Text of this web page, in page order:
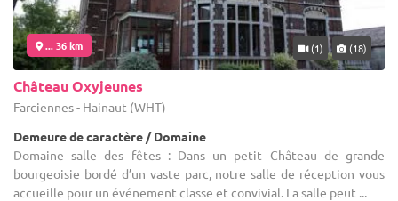
... 36 km (1) (18)
Château Oxyjeunes
Farciennes - Hainaut (WHT)
Demeure de caractère / Domaine
Domaine salle des fêtes : Dans un petit Château de grande
bourgeoisie bordé d’un vaste parc, notre salle de réception vous
accueille pour un événement classe et convivial. La salle peut ...